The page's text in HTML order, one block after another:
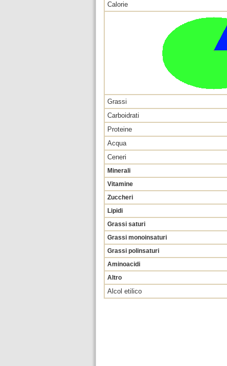
Calorie
Grassi
Carboidrati
Proteine
Acqua
Ceneri
Minerali
Vitamine
Zuccheri
Lipidi
Grassi saturi
Grassi monoinsaturi
Grassi polinsaturi
Aminoacidi
Altro
Alcol etilico